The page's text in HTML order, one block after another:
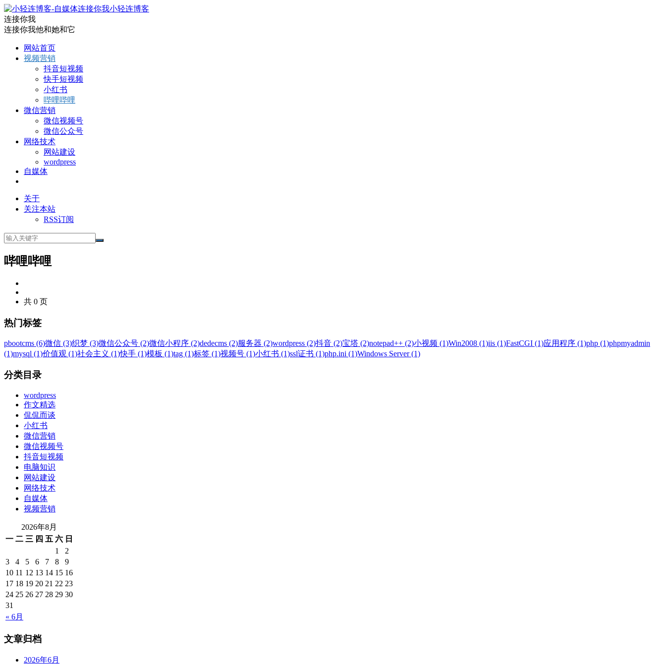
小轻连博客
连接你我
连接你我他和她和它
网站首页
视频营销
抖音短视频
快手短视频
小红书
哔哩哔哩
微信营销
微信视频号
微信公众号
网络技术
网站建设
wordpress
自媒体
关于
关注本站
RSS订阅
哔哩哔哩
共 0 页
热门标签
pbootcms (6)微信 (3)织梦 (3)微信公众号 (2)微信小程序 (2)dedecms (2)服务器 (2)wordpress (2)抖音 (2)宝塔 (2)notepad++ (2)小视频 (1)Win2008 (1)iis (1)FastCGI (1)应用程序 (1)php (1)phpmyadmin
(1)mysql (1)价值观 (1)社会主义 (1)快手 (1)模板 (1)tag (1)标签 (1)视频号 (1)小红书 (1)ssl证书 (1)php.ini (1)Windows Server (1)
分类目录
wordpress
作文精选
侃侃而谈
小红书
微信营销
微信视频号
抖音短视频
电脑知识
网站建设
网络技术
自媒体
视频营销
2026年8月
一 二 三 四 五 六 日
« 6月
1
2
3
4 5 6 7 8
9
10 11 12 13 14 15 16
17 18 19 20 21 22 23
24 25 26 27 28 29 30
31
文章归档
2026年6月